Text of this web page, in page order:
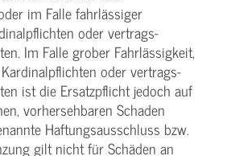
im Falle fahrlässiger
oder vertrags­
Im Falle grober Fahrlässigkeit,
oder vertrags­
ist die Ersatzpflicht jedoch auf
vorhersehbaren Schaden
Haftungs­ausschluss bzw.
gilt nicht für Schäden an